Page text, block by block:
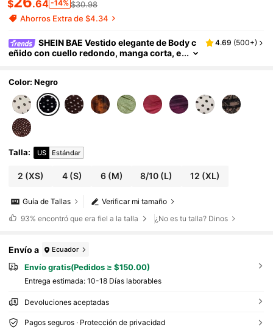
$ .64 -14% $30.98
Ahorros Extra de $4.34
SHEIN BAE Vestido elegante de Body c
eñido con cuello redondo, manga corta, e
4.69 (500+)
Color: Negro
Talla: US Estándar
2 (XS) 4(S) 6(M) 8/10 (L) 12 (XL)
Verificar mi tamaño
Guía de Tallas
93% encontró que era fiel a la talla ¿No es tu talla? Dinos
Envío a Ecuador
Envío gratis(Pedidos ≥ $150.00)
Entrega estimada: 10-18 Días laborables
Devoluciones aceptadas
Pagos seguros · Protección de privacidad